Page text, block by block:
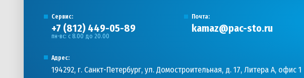
Сервис:
+7 (812) 449-05-89
пн-вс: с 8.00 до 20.00
Почта:
kamaz@pac-sto.ru
Адрес:
194292, г. Санкт-Петербург, ул. Домостроительная, д. 17, Литера А, офис 1